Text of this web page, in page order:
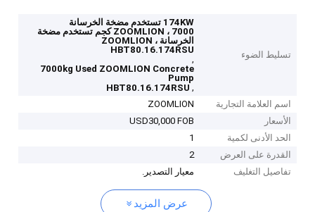
تسليط الضوء
174KW تستخدم مضخة الخرسانة
ZOOMLION ، 7000 كجم تستخدم مضخة
الخرسانة ZOOMLION ،
HBT80.16.174RSU
,
7000kg Used ZOOMLION Concrete
Pump
,
HBT80.16.174RSU
اسم العلامة التجارية
ZOOMLION
الأسعار
USD30,000 FOB
الحد الأدنى لكمية
1
القدرة على العرض
2
تفاصيل التغليف
معيار التصدير.
عرض المزيد